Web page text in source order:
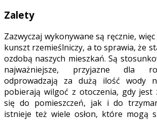
Zalety
Zazwyczaj wykonywane są ręcznie,
kunszt rzemieślniczy, a to sprawia, że
ozdobą naszych mieszkań. Są
najważniejsze, przyjazne dla
odprowadzają za dużą ilość wody
pobierają wilgoć z otoczenia, gdy jest
się do pomieszczeń, jak i do
istnieje też wiele osłon, które mogą